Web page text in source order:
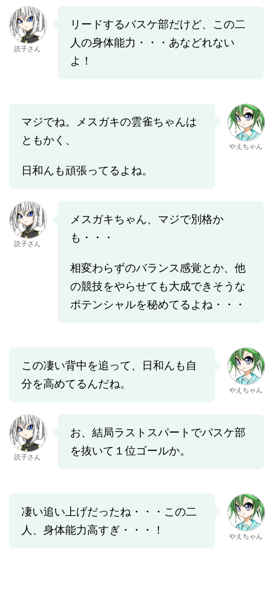
読子さん
リードするバスケ部だけど、この二
人の身体能力・・・あなどれない
よ！
マジでね。メスガキの雲雀ちゃんは
ともかく、
日和んも頑張ってるよね。
やえちゃん
読子さん
メスガキちゃん、マジで別格か
も・・・
相変わらずのバランス感覚とか、他
の競技をやらせても大成できそうな
ポテンシャルを秘めてるよね・・・
この凄い背中を追って、日和んも自
分を高めてるんだね。
やえちゃん
読子さん
お、結局ラストスパートでバスケ部
を抜いて１位ゴールか。
凄い追い上げだったね・・・この二
人、身体能力高すぎ・・・！
やえちゃん